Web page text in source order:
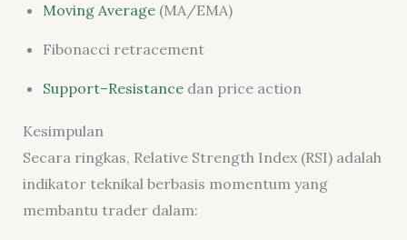
Moving Average(MA/EMA)
Fibonacci retracement
Support–Resistancedan price action
Kesimpulan
Secara ringkas, Relative Strength Index (RSI) adalah
indikator teknikal berbasis momentum yang
membantu trader dalam: